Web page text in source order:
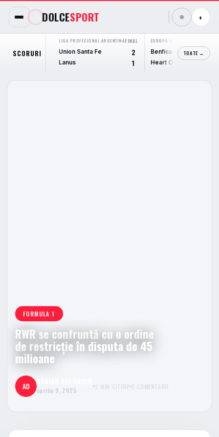
DOLCESPORT ◐
SCORURI
LIGA PROFESIONAL ARGENTINAFINAL
Union Santa Fe
2
Lanus 1
EUROPA LEAGUE
Benfica
6
Heart Of Midlothian
TOATE →
FORMULA 1
RWR se confruntă cu o ordine
de restricție în disputa de 45
milioane
AD aprilie 9, 2025 2 MIN CITIRE 0 COMENTARII